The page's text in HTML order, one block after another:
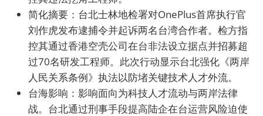
简化摘要：台北士林地检署对OnePlus首席执行官
刘作虎发布逮捕令并起诉两名台湾合作者。检方指
控其通过香港空壳公司在台非法设立据点并招募超
过70名研发工程师。此次行动显示台北强化《两岸
人民关系条例》执法以防堵关键技术人才外流。
台海影响：影响面向为科技人才流动与两岸法律
战。台北通过刑事手段提高陆企在台运营风险迫使